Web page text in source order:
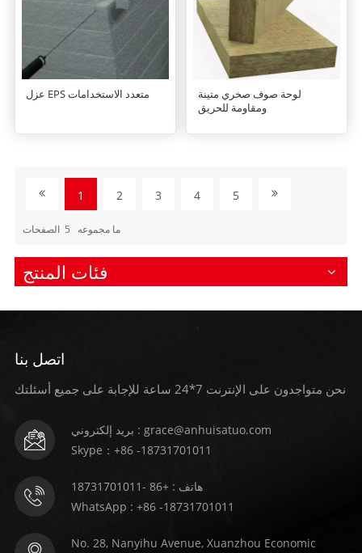
عزل EPS متعدد الاستخدامات
لوحة صوف صخري متينة
ومقاومة للحريق
1 2 3 4 5
ما مجموعه 5 الصفحات
فئات المنتج
اتصل بنا
نحن متواجدون على الإنترنت 7*24 ساعة للإجابة على جميع أسئلتك
بريد إلكتروني : grace@anhuisatuo.com
Skype：+86 -18731701011
هاتف : +86 -18731701011
WhatsApp : +86 -18731701011
No. 28, Nanyihu Avenue, Xuanzhou Economic